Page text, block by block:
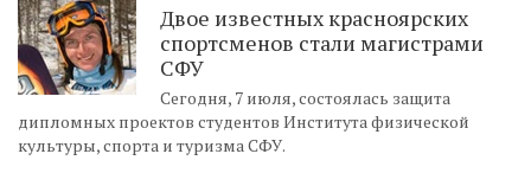
Двое известных красноярских
спортсменов стали магистрами
СФУ
Сегодня, 7 июля, состоялась защита
дипломных проектов студентов Института физической
культуры, спорта и туризма СФУ.